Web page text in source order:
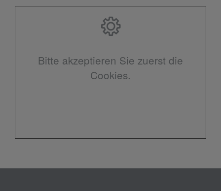
Bitte akzeptieren Sie zuerst die
Cookies.